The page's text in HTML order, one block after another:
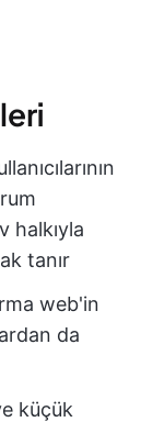
halkıyla
tanır
web'in
da
küçük